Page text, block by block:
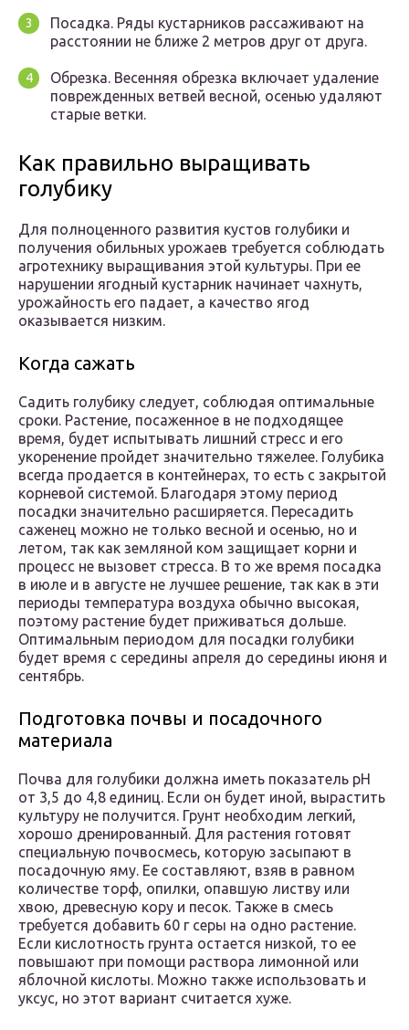
Посадка. Ряды кустарников рассаживают на
расстоянии не ближе 2 метров друг от друга.
Обрезка. Весенняя обрезка включает удаление
поврежденных ветвей весной, осенью удаляют
старые ветки.
Как правильно выращивать
голубику
Для полноценного развития кустов голубики и
получения обильных урожаев требуется соблюдать
агротехнику выращивания этой культуры. При ее
нарушении ягодный кустарник начинает чахнуть,
урожайность его падает, а качество ягод
оказывается низким.
Когда сажать
Садить голубику следует, соблюдая оптимальные
сроки. Растение, посаженное в не подходящее
время, будет испытывать лишний стресс и его
укоренение пройдет значительно тяжелее. Голубика
всегда продается в контейнерах, то есть с закрытой
корневой системой. Благодаря этому период
посадки значительно расширяется. Пересадить
саженец можно не только весной и осенью, но и
летом, так как земляной ком защищает корни и
процесс не вызовет стресса. В то же время посадка
в июле и в августе не лучшее решение, так как в эти
периоды температура воздуха обычно высокая,
поэтому растение будет приживаться дольше.
Оптимальным периодом для посадки голубики
будет время с середины апреля до середины июня и
сентябрь.
Подготовка почвы и посадочного
материала
Почва для голубики должна иметь показатель pH
от 3,5 до 4,8 единиц. Если он будет иной, вырастить
культуру не получится. Грунт необходим легкий,
хорошо дренированный. Для растения готовят
специальную почвосмесь, которую засыпают в
посадочную яму. Ее составляют, взяв в равном
количестве торф, опилки, опавшую листву или
хвою, древесную кору и песок. Также в смесь
требуется добавить 60 г серы на одно растение.
Если кислотность грунта остается низкой, то ее
повышают при помощи раствора лимонной или
яблочной кислоты. Можно также использовать и
уксус, но этот вариант считается хуже.